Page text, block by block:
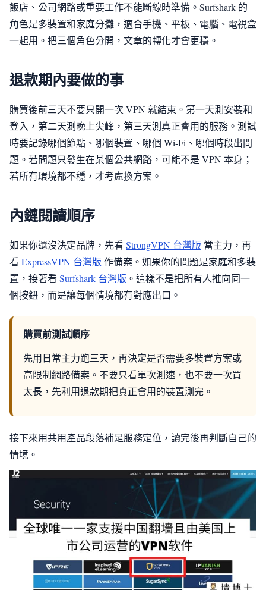
飯店、公司網路或重要工作不能斷線時準備。Surfshark 的
角色是多裝置和家庭分攤，適合手機、平板、電腦、電視盒
一起用。把三個角色分開，文章的轉化才會更穩。
退款期內要做的事
購買後前三天不要只開一次 VPN 就結束。第一天測安裝和
登入，第二天測晚上尖峰，第三天測真正會用的服務。測試
時要記錄哪個節點、哪個裝置、哪個 Wi-Fi、哪個時段出問
題。若問題只發生在某個公共網路，可能不是 VPN 本身；
若所有環境都不穩，才考慮換方案。
內鏈閱讀順序
如果你還沒決定品牌，先看 StrongVPN 台灣版 當主力，再
看 ExpressVPN 台灣版 作備案。如果你的問題是家庭和多裝
置，接著看 Surfshark 台灣版 。這樣不是把所有人推向同一
個按鈕，而是讓每個情境都有對應出口。
購買前測試順序
先用日常主力跑三天，再決定是否需要多裝置方案或
高限制網路備案。不要只看單次測速，也不要一次買
太長，先利用退款期把真正會用的裝置測完。
接下來用共用產品段落補足服務定位，讀完後再判斷自己的
情境。